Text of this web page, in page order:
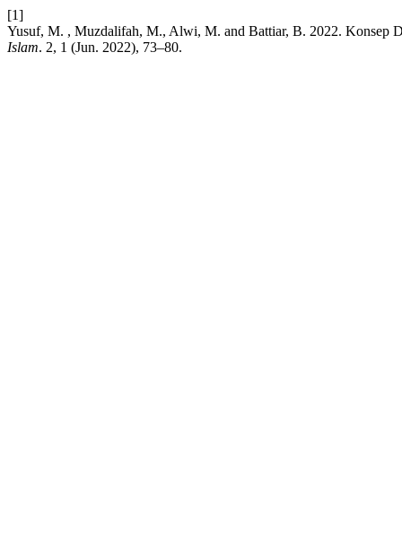
[1]
Yusuf, M. , Muzdalifah, M., Alwi, M. and Battiar, B. 2022. Konsep
Islam. 2, 1 (Jun. 2022), 73–80.